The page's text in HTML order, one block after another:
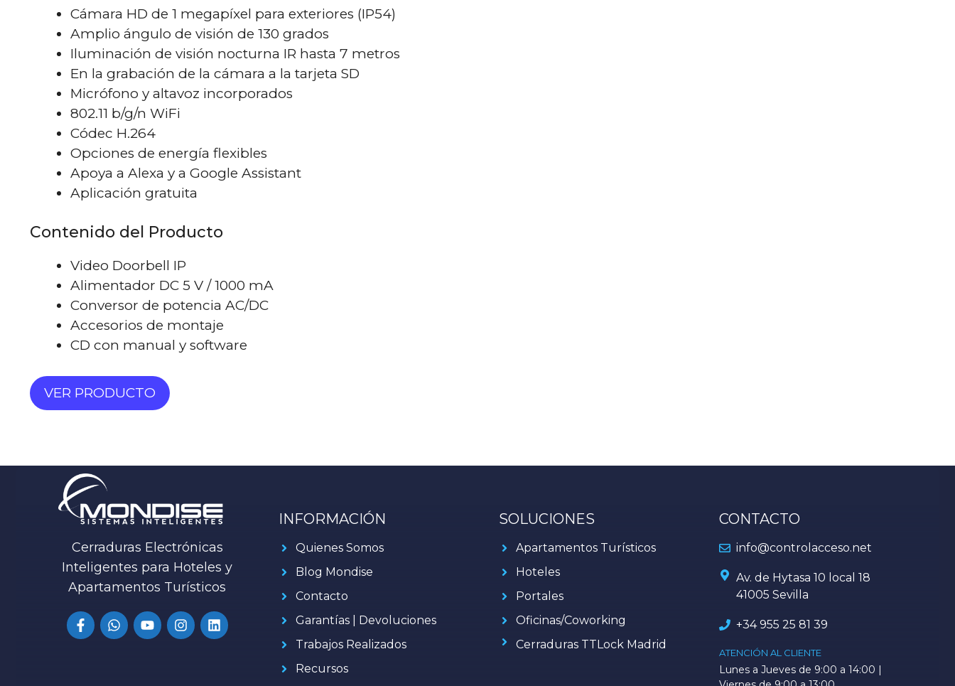
Cámara HD de 1 megapíxel para exteriores (IP54)
Amplio ángulo de visión de 130 grados
Iluminación de visión nocturna IR hasta 7 metros
En la grabación de la cámara a la tarjeta SD
Micrófono y altavoz incorporados
802.11 b/g/n WiFi
Códec H.264
Opciones de energía flexibles
Apoya a Alexa y a Google Assistant
Aplicación gratuita
Contenido del Producto
Video Doorbell IP
Alimentador DC 5 V / 1000 mA
Conversor de potencia AC/DC
Accesorios de montaje
CD con manual y software
VER PRODUCTO
Cerraduras Electrónicas
Inteligentes para Hoteles y
Apartamentos Turísticos
INFORMACIÓN
Quienes Somos
Blog Mondise
Contacto
Garantías | Devoluciones
Trabajos Realizados
Recursos
SOLUCIONES
Apartamentos Turísticos
Hoteles
Portales
Oficinas/Coworking
Cerraduras TTLock Madrid
CONTACTO
info@controlacceso.net
Av. de Hytasa 10 local 18
41005 Sevilla
+34955 25 81 39
ATENCIÓN AL CLIENTE
Lunes a Jueves de 9:00 a 14:00 |